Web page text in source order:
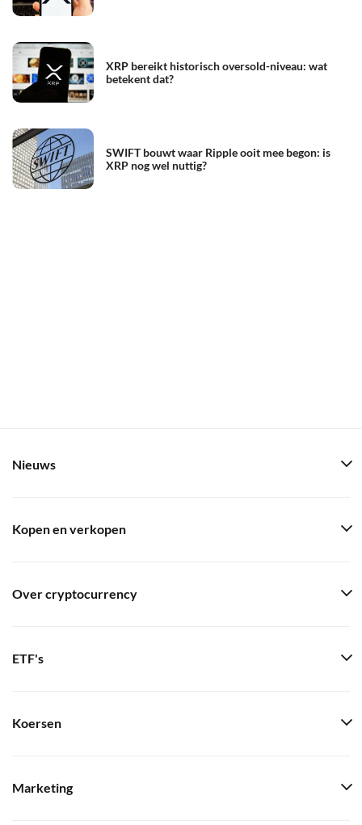
XRP bereikt historisch oversold-niveau: wat
betekent dat?
SWIFT bouwt waar Ripple ooit mee begon: is
XRP nog wel nuttig?
Nieuws
Kopen en verkopen
Over cryptocurrency
ETF's
Koersen
Marketing